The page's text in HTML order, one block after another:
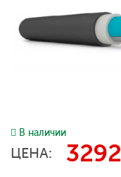
В наличии
ЦЕНА: 3292